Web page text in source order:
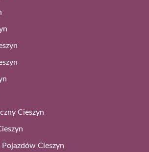
Cieszyn
Cieszyn